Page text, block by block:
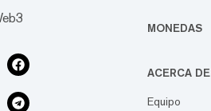
MONEDAS
ACERCA DE
Equipo